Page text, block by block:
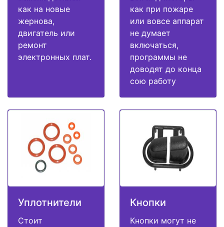
как на новые
жернова,
двигатель или
ремонт
электронных плат.
как при пожаре
или вовсе аппарат
не думает
включаться,
программы не
доводят до конца
сою работу
Уплотнители
Стоит
Кнопки
Кнопки могут не